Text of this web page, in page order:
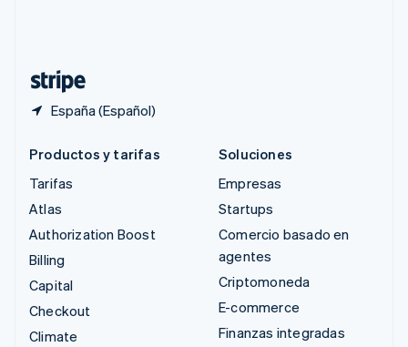
España (Español)
Productos y tarifas
Tarifas
Atlas
Authorization Boost
Billing
Capital
Checkout
Climate
Soluciones
Empresas
Startups
Comercio basado en
agentes
Criptomoneda
E-commerce
Finanzas integradas